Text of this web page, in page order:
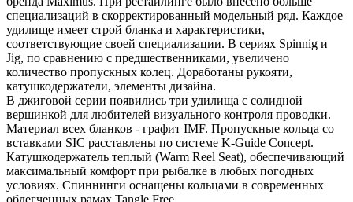
специализаций в скорректированный модельный ряд. Каждое
удилище имеет строй бланка и характеристики,
соответствующие своей специализации. В сериях Spinnig и
Jig, по сравнению с предшественниками, увеличено
количество пропускных колец. Доработаны рукояти,
катушкодержатели, элементы дизайна.
В джиговой серии появились три удилища с солидной
вершинкой для любителей визуального контроля проводки.
Материал всех бланков - графит IMF. Пропускные кольца со
вставками SIC расставлены по системе K-Guide Concept.
Катушкодержатель теплый (Warm Reel Seat), обеспечивающий
максимальный комфорт при рыбалке в любых погодных
условиях. Спиннинги оснащены кольцами в современных
облегченных рамах Tangle Free.